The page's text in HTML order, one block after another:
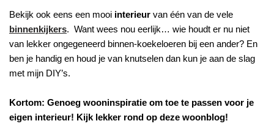
Bekijk ook eens een mooi interieur van één van de vele
binnenkijkers. Want wees nou eerlijk… wie houdt er nu niet
van lekker ongegeneerd binnen-koekeloeren bij een ander? En
ben je handig en houd je van knutselen dan kun je aan de slag
met mijn DIY’s.
Kortom: Genoeg wooninspiratie om toe te passen voor je
eigen interieur! Kijk lekker rond op deze woonblog!